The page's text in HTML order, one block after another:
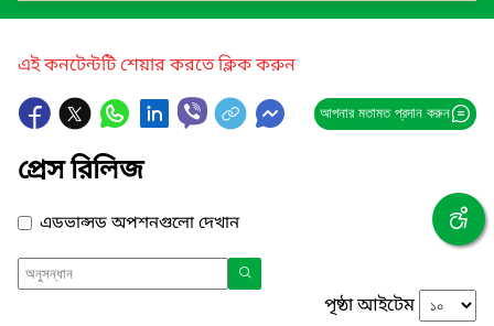
এই কনটেন্টটি শেয়ার করতে ক্লিক করুন
আপনার মতামত প্রদান করুন
প্রেস রিলিজ
এডভান্সড অপশনগুলো দেখান
পৃষ্ঠা আইটেম